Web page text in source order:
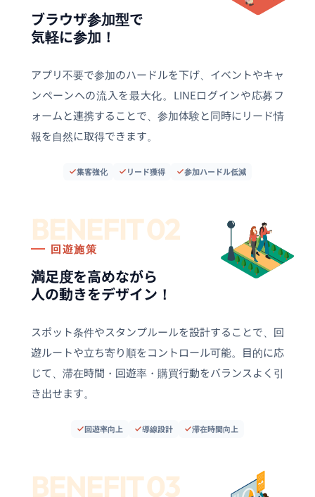
ブラウザ参加型で
気軽に参加！
アプリ不要で参加のハードルを下げ、イベントやキャ
ンペーンへの流入を最大化。LINEログインや応募フ
ォームと連携することで、参加体験と同時にリード情
報を自然に取得できます。
集客強化 リード獲得 参加ハードル低減
BENEFIT 02
回遊施策
満足度を高めながら
人の動きをデザイン！
スポット条件やスタンプルールを設計することで、回
遊ルートや立ち寄り順をコントロール可能。目的に応
じて、滞在時間・回遊率・購買行動をバランスよく引
き出せます。
回遊率向上 導線設計 滞在時間向上
BENEFIT 03